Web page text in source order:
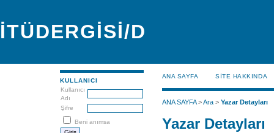
İTÜDERGİSİ/D
KULLANICI
Kullanıcı
Adı
Şifre
Beni anımsa
ANA SAYFA SİTE HAKKINDA
ANA SAYFA>Ara> Yazar Detayları
Yazar Detayları